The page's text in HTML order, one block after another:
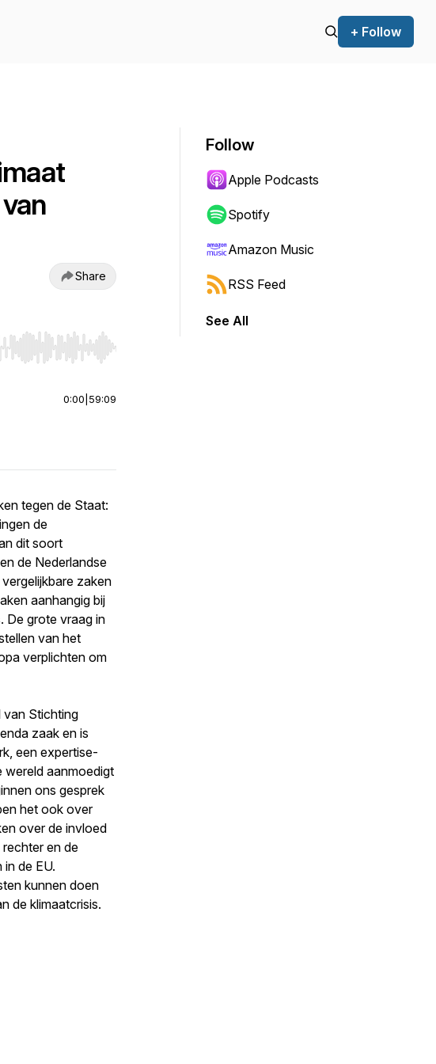
+ Follow
Share
to start or end. Hold shift to jump forward or backward.
0:00 59:09
tegen de Staat:
de
dit soort
de Nederlandse
zaken
aanhangig bij
De grote vraag in
van het
verplichten om
van Stichting
zaak en is
een expertise-
wereld aanmoedigt
ons gesprek
het ook over
over de invloed
en de
de EU.
kunnen doen
de klimaatcrisis.
Follow
Apple Podcasts
Spotify
Amazon Music
RSS Feed
See All